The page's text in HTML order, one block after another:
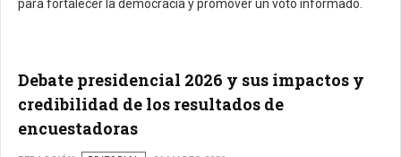
para fortalecer la democracia y promover un voto informado.
Debate presidencial 2026 y sus impactos y
credibilidad de los resultados de
encuestadoras